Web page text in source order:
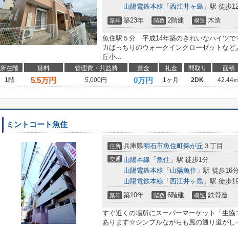
山陽電鉄本線 「 西江井ヶ島 」駅 徒歩
築年 築23年 階数 2階建 構造 木造
魚住駅５分 平成14年築のきれいなハイツ
力ばっちりのウォークインクローゼットな
丘小...
所在階 賃料 管理費・共益費 敷金 礼金 間取り 面積
1階
5.5万円 5,000円 0万円 1ヶ月 2DK 42.44㎡
ミントコート魚住
住所 兵庫県明石市魚住町錦が丘 ３丁目
交通 山陽本線 「 魚住 」駅 徒歩1分
山陽電鉄本線 「 山陽魚住 」駅 徒歩16分
山陽電鉄本線 「 西江井ヶ島 」駅 徒歩
築年 築10年 階数 6階建 構造 鉄骨造
すぐ近くの場所にスーパーマーケット「生
あります☆シンプルながらも風の通り道がし